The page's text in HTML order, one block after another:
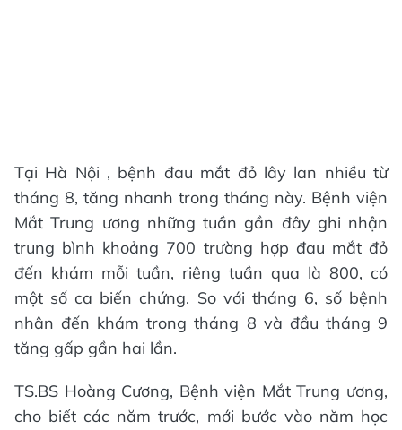
Tại Hà Nội , bệnh đau mắt đỏ lây lan nhiều từ
tháng 8, tăng nhanh trong tháng này. Bệnh viện
Mắt Trung ương những tuần gần đây ghi nhận
trung bình khoảng 700 trường hợp đau mắt đỏ
đến khám mỗi tuần, riêng tuần qua là 800, có
một số ca biến chứng. So với tháng 6, số bệnh
nhân đến khám trong tháng 8 và đầu tháng 9
tăng gấp gần hai lần.
TS.BS Hoàng Cương, Bệnh viện Mắt Trung ương,
cho biết các năm trước, mới bước vào năm học